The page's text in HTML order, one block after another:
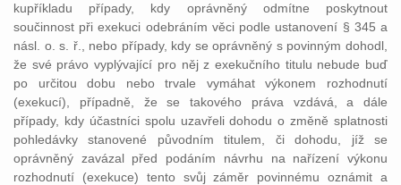
kupříkladu případy, kdy oprávněný odmítne poskytnout
součinnost při exekuci odebráním věci podle ustanovení § 345 a
násl. o. s. ř., nebo případy, kdy se oprávněný s povinným dohodl,
že své právo vyplývající pro něj z exekučního titulu nebude buď
po určitou dobu nebo trvale vymáhat výkonem rozhodnutí
(exekucí), případně, že se takového práva vzdává, a dále
případy, kdy účastníci spolu uzavřeli dohodu o změně splatnosti
pohledávky stanovené původním titulem, či dohodu, jíž se
oprávněný zavázal před podáním návrhu na nařízení výkonu
rozhodnutí (exekuce) tento svůj záměr povinnému oznámit a